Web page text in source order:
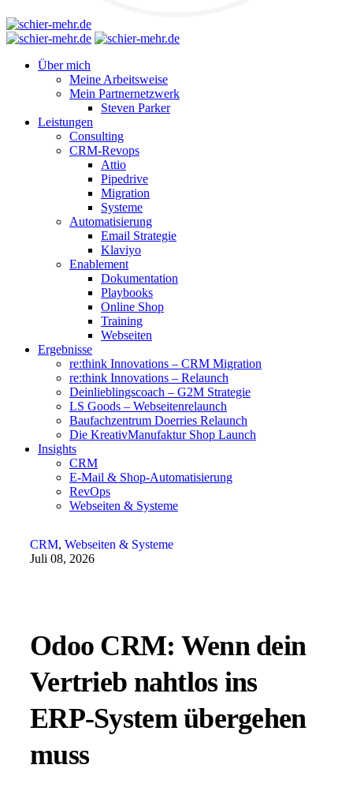
Über mich
Meine Arbeitsweise
Mein Partnernetzwerk
Steven Parker
Leistungen
Consulting
CRM-Revops
Attio
Pipedrive
Migration
Systeme
Automatisierung
Email Strategie
Klaviyo
Enablement
Dokumentation
Playbooks
Online Shop
Training
Webseiten
Ergebnisse
re:think Innovations – CRM Migration
re:think Innovations – Relaunch
Deinlieblingscoach – G2M Strategie
LS Goods – Webseitenrelaunch
Baufachzentrum Doerries Relaunch
Die KreativManufaktur Shop Launch
Insights
CRM
E-Mail & Shop-Automatisierung
RevOps
Webseiten & Systeme
CRM, Webseiten & Systeme
Juli 08, 2026
Odoo CRM: Wenn dein
Vertrieb nahtlos ins
ERP-System übergehen
muss